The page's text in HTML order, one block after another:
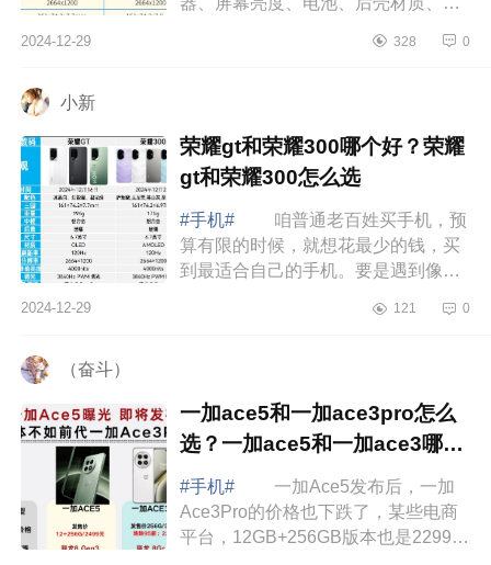
屏幕和有线充电基本没变。并且荣耀
2024-12-29 328 0
小新
荣耀gt和荣耀300哪个好？荣耀
gt和荣耀300怎么选
#手机#
咱普通老百姓买手机，预
算有限的时候，就想花最少的钱，买
到最适合自己的手机。要是遇到像荣
机，那可真是让人纠结得很，下面小
2024-12-29 121 0
（奋斗）
一加ace5和一加ace3pro怎么
选？一加ace5和一加ace3哪个
好
#手机#
一加Ace5发布后，一加
Ace3Pro的价格也下跌了，某些电商
平台，12GB+256GB版本也是2299元